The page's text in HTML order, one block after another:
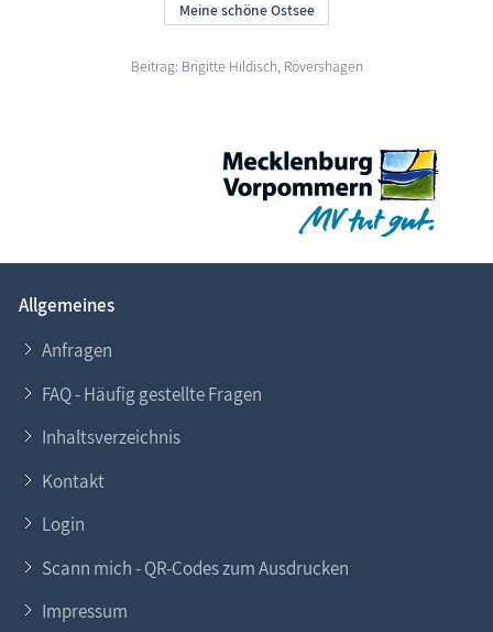
Beitrag: Brigitte Hildisch, Rövershagen
Allgemeines
Anfragen
FAQ - Häufig gestellte Fragen
Inhaltsverzeichnis
Kontakt
Login
Scann mich - QR-Codes zum Ausdrucken
Impressum